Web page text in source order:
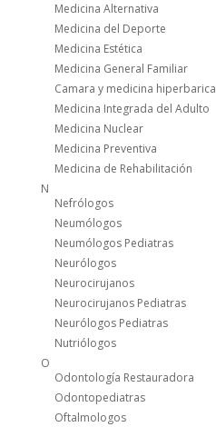
Medicina Alternativa
Medicina del Deporte
Medicina Estética
Medicina General Familiar
Camara y medicina hiperbarica
Medicina Integrada del Adulto
Medicina Nuclear
Medicina Preventiva
Medicina de Rehabilitación
N
Nefrólogos
Neumólogos
Neumólogos Pediatras
Neurólogos
Neurocirujanos
Neurocirujanos Pediatras
Neurólogos Pediatras
Nutriólogos
O
Odontología Restauradora
Odontopediatras
Oftalmologos